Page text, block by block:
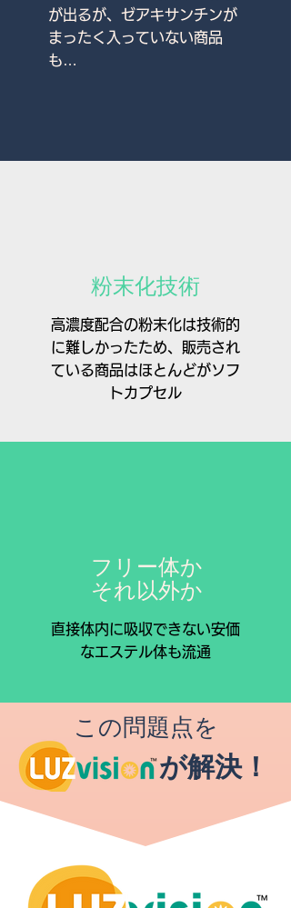
が出るが、ゼアキサンチンが
まったく入っていない商品
も…
粉末化技術
高濃度配合の粉末化は技術的
に難しかったため、販売され
ている商品はほとんどがソフ
トカプセル
フリー体か
それ以外か
直接体内に吸収できない安価
なエステル体も流通
この問題点を
が解決！